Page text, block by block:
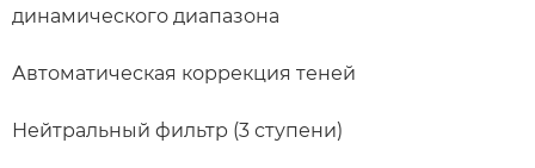
динамического диапазона
Автоматическая коррекция теней
Нейтральный фильтр (3 ступени)